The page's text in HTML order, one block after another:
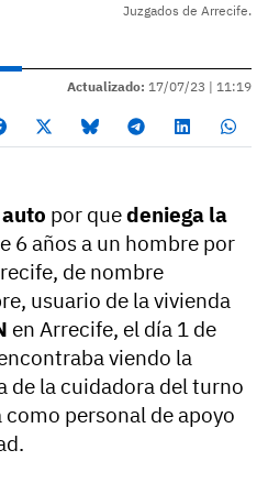
Juzgados de Arrecife.
Actualizado: 17/07/23 | 11:19
auto por quedeniega la
6 años a un hombre por
de nombre
usuario de la vivienda
en Arrecife, el día 1 de
viendo la
de la cuidadora del turno
personal de apoyo